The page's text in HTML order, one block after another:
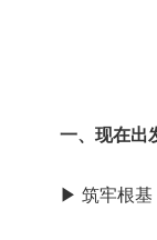
一、现在出
▶ 筑牢根基